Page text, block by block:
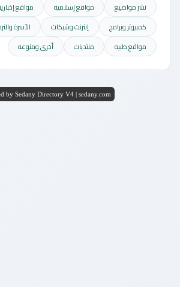
نشر مواضيع مواقع إسلامية
مواقع
كمبيوتر وبرامج
إنترنت وشبكات
الأسرة
مواقع طبيه
منتديات أخرى ومنوعه
by Sedany Directory V4 | sedany.com